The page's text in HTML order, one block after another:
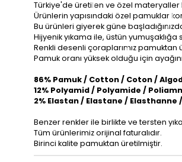
Türkiye'de üretilen ve özel materyaller
Ürünlerin yapısındaki özel pamuklar
Bu ürünleri giyerek güne
Hijyenik yıkama ile, üstün
Renkli desenli çoraplarımız pamuktan
Pamuk oranı yüksek olduğu için
86% Pamuk / Cotton / Coton /
12% Polyamid / Polyamide /
2% Elastan / Elastane / Elasthanne
Benzer renkler ile birlikte ve tersten
Tüm ürünlerimiz orijinal faturalıdır.
Birinci kalite pamuktan üretilmiştir.